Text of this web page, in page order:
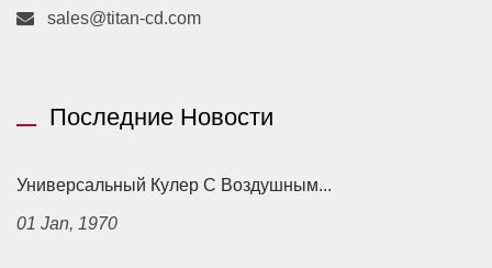
sales@titan-cd.com
Последние Новости
Универсальный Кулер С Воздушным...
01 Jan, 1970